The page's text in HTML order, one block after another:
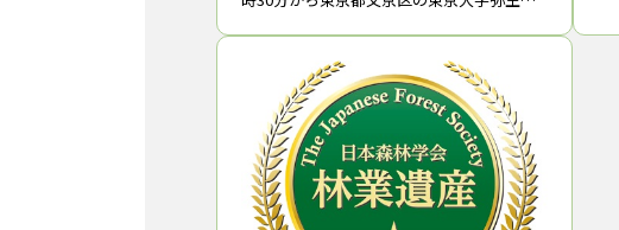
年記念トークカフェを開催し、オンライン
配信も行う。「チャレンジ、新しい時代に